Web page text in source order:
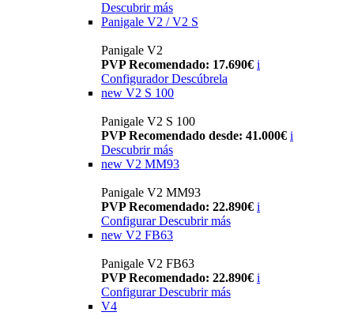
Descubrir más
Panigale V2 / V2 S
Panigale V2
PVP Recomendado: 17.690€ i
Configurador Descúbrela
new V2 S 100
Panigale V2 S 100
PVP Recomendado desde: 41.000€ i
Descubrir más
new V2 MM93
Panigale V2 MM93
PVP Recomendado: 22.890€ i
Configurar Descubrir más
new V2 FB63
Panigale V2 FB63
PVP Recomendado: 22.890€ i
Configurar Descubrir más
V4